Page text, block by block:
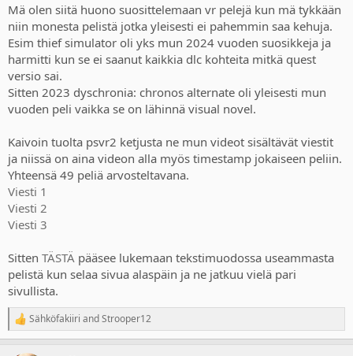
Mä olen siitä huono suosittelemaan vr pelejä kun mä tykkään
niin monesta pelistä jotka yleisesti ei pahemmin saa kehuja.
Esim thief simulator oli yks mun 2024 vuoden suosikkeja ja
harmitti kun se ei saanut kaikkia dlc kohteita mitkä quest
versio sai.
Sitten 2023 dyschronia: chronos alternate oli yleisesti mun
vuoden peli vaikka se on lähinnä visual novel.
Kaivoin tuolta psvr2 ketjusta ne mun videot sisältävät viestit
ja niissä on aina videon alla myös timestamp jokaiseen peliin.
Yhteensä 49 peliä arvosteltavana.
Viesti 1
Viesti 2
Viesti 3
Sitten TÄSTÄ pääsee lukemaan tekstimuodossa useammasta
pelistä kun selaa sivua alaspäin ja ne jatkuu vielä pari
sivullista.
R
e
Sähköfakiiri andStrooper12